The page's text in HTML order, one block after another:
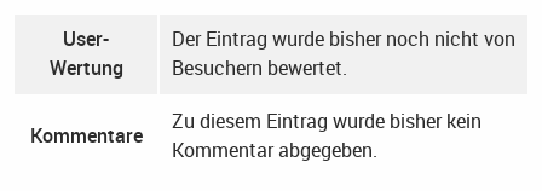
User-
Wertung
Der Eintrag wurde bisher noch nicht von
Besuchern bewertet.
Kommentare
Zu diesem Eintrag wurde bisher kein
Kommentar abgegeben.